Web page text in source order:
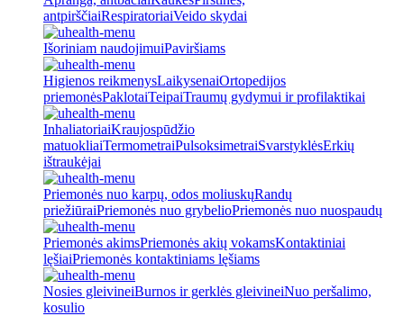
antpirščiaiRespiratoriaiVeido skydai
Išoriniam naudojimuiPaviršiams
Higienos reikmenysLaikysenaiOrtopedijos
priemonėsPaklotaiTeipaiTraumų gydymui ir profilaktikai
InhaliatoriaiKraujospūdžio
matuokliaiTermometraiPulsoksimetraiSvarstyklėsErkių
ištraukėjai
Priemonės nuo karpų, odos moliuskųRandų
priežiūraiPriemonės nuo grybelioPriemonės nuo nuospaudų
Priemonės akimsPriemonės akių vokamsKontaktiniai
lęšiaiPriemonės kontaktiniams lęšiams
Nosies gleivineiBurnos ir gerklės gleivineiNuo peršalimo,
kosulio